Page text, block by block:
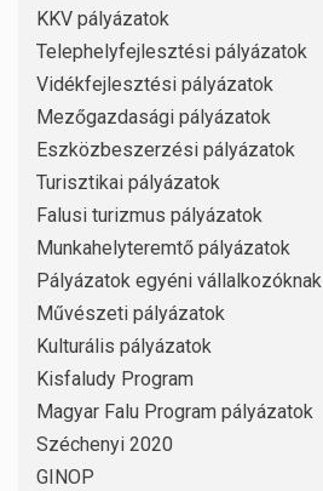
KKV pályázatok
Telephelyfejlesztési pályázatok
Vidékfejlesztési pályázatok
Mezőgazdasági pályázatok
Eszközbeszerzési pályázatok
Turisztikai pályázatok
Falusi turizmus pályázatok
Munkahelyteremtő pályázatok
Pályázatok egyéni vállalkozóknak
Művészeti pályázatok
Kulturális pályázatok
Kisfaludy Program
Magyar Falu Program pályázatok
Széchenyi 2020
GINOP